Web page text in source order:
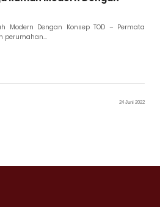
Modern Dengan Konsep TOD – Permata
perumahan...
24 Juni 2022